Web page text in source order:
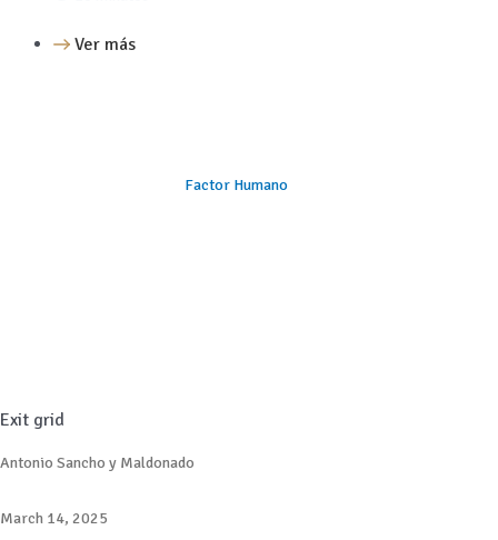
Ver más
Factor Humano
Exit grid
Antonio Sancho y Maldonado
March 14, 2025